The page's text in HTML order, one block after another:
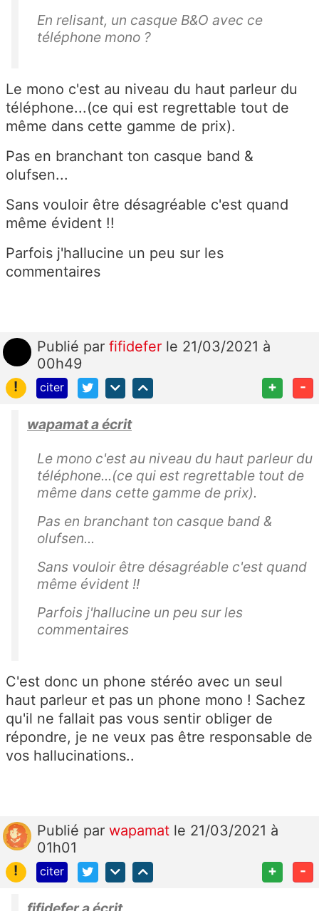
En relisant, un casque B&O avec ce
téléphone mono ?
Le mono c'est au niveau du haut parleur du
téléphone...(ce qui est regrettable tout de
même dans cette gamme de prix).
Pas en branchant ton casque band &
olufsen...
Sans vouloir être désagréable c'est quand
même évident !!
Parfois j'hallucine un peu sur les
commentaires
Publié par fifidefer le 21/03/2021 à
00h49
!
citer + -
wapamat a écrit
Le mono c'est au niveau du haut parleur du
téléphone...(ce qui est regrettable tout de
même dans cette gamme de prix).
Pas en branchant ton casque band &
olufsen...
Sans vouloir être désagréable c'est quand
même évident !!
Parfois j'hallucine un peu sur les
commentaires
C'est donc un phone stéréo avec un seul
haut parleur et pas un phone mono ! Sachez
qu'il ne fallait pas vous sentir obliger de
répondre, je ne veux pas être responsable de
vos hallucinations..
Publié par wapamat le 21/03/2021 à
01h01
!
citer + -